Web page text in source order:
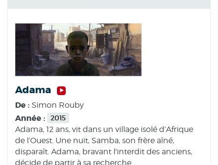
Adama
De : Simon Rouby
Année : 2015
Adama, 12 ans, vit dans un village isolé d’Afrique
de l’Ouest. Une nuit, Samba, son frère aîné,
disparaît. Adama, bravant l'interdit des anciens,
décide de partir à sa recherche.